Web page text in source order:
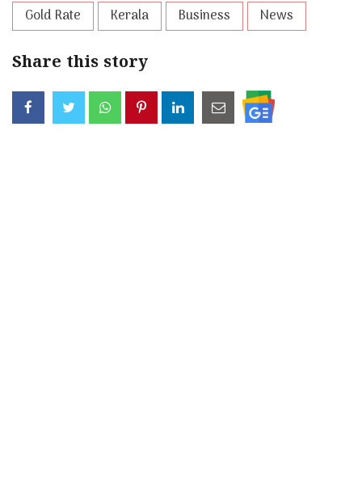
Gold Rate Kerala Business News
Share this story